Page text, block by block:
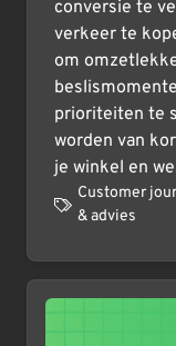
conversie te
verkeer te
om
prioriteiten te
worden van
je winkel en
Customer
& advies